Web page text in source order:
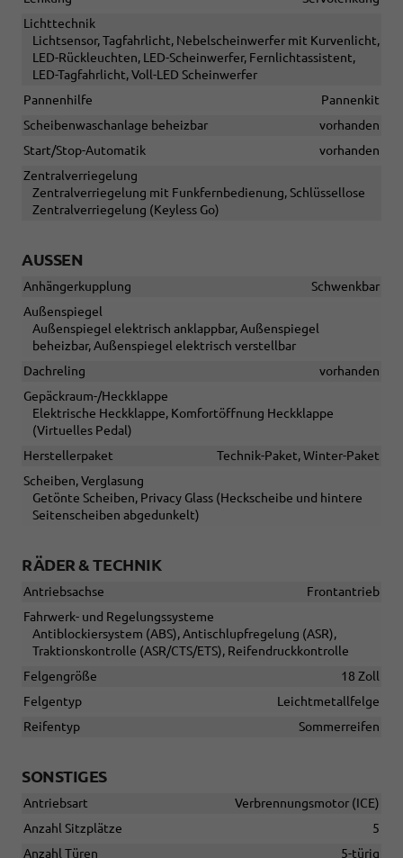
Lichttechnik
Lichtsensor, Tagfahrlicht, Nebelscheinwerfer mit Kurvenlicht,
LED-Rückleuchten, LED-Scheinwerfer, Fernlichtassistent,
LED-Tagfahrlicht, Voll-LED Scheinwerfer
Pannenhilfe
Pannenkit
Scheibenwaschanlage beheizbar
vorhanden
Start/Stop-Automatik
vorhanden
Zentralverriegelung
Zentralverriegelung mit Funkfernbedienung, Schlüssellose
Zentralverriegelung (Keyless Go)
AUSSEN
Anhängerkupplung
Schwenkbar
Außenspiegel
Außenspiegel elektrisch anklappbar, Außenspiegel
beheizbar, Außenspiegel elektrisch verstellbar
Dachreling
vorhanden
Gepäckraum-/Heckklappe
Elektrische Heckklappe, Komfortöffnung Heckklappe
(Virtuelles Pedal)
Herstellerpaket
Technik-Paket, Winter-Paket
Scheiben, Verglasung
Getönte Scheiben, Privacy Glass (Heckscheibe und hintere
Seitenscheiben abgedunkelt)
RÄDER & TECHNIK
Antriebsachse
Frontantrieb
Fahrwerk- und Regelungssysteme
Antiblockiersystem (ABS), Antischlupfregelung (ASR),
Traktionskontrolle (ASR/CTS/ETS), Reifendruckkontrolle
Felgengröße
18 Zoll
Felgentyp
Leichtmetallfelge
Reifentyp
Sommerreifen
SONSTIGES
Antriebsart
Verbrennungsmotor (ICE)
Anzahl Sitzplätze
5
Anzahl Türen
5-türig